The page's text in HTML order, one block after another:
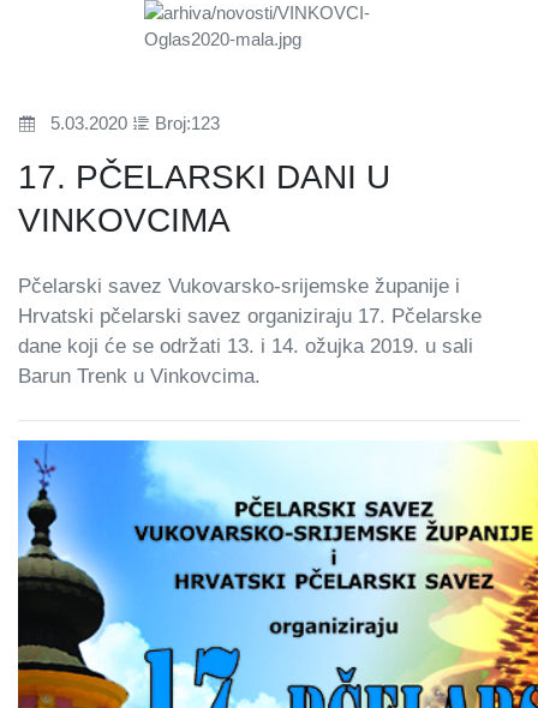
5.03.2020 Broj:123
17. PČELARSKI DANI U
VINKOVCIMA
Pčelarski savez Vukovarsko-srijemske županije i
Hrvatski pčelarski savez organiziraju 17. Pčelarske
dane koji će se održati 13. i 14. ožujka 2019. u sali
Barun Trenk u Vinkovcima.